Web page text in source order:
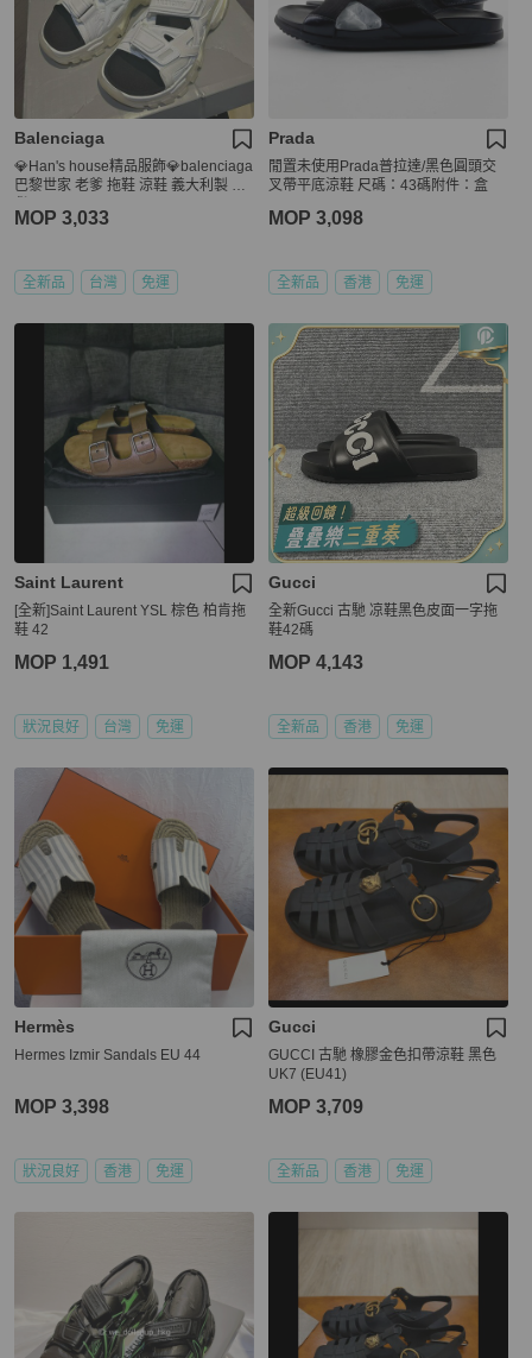
Balenciaga
💎Han's house精品服飾💎balenciaga
巴黎世家 老爹 拖鞋 涼鞋 義大利製 現
MOP 3,033
全新品 台灣 免運
Prada
閒置未使用Prada普拉達/黑色圓頭交
叉帶平底涼鞋 尺碼：43碼附件：盒
MOP 3,098
全新品 香港 免運
Saint Laurent
[全新]Saint Laurent YSL 棕色 柏肯拖
鞋 42
MOP 1,491
狀況良好 台灣 免運
Gucci
全新Gucci 古馳 凉鞋黑色皮面一字拖
鞋42碼
MOP 4,143
全新品 香港 免運
Hermès
Hermes Izmir Sandals EU 44
MOP 3,398
狀況良好 香港 免運
Gucci
GUCCI 古馳 橡膠金色扣帶涼鞋 黑色
UK7 (EU41)
MOP 3,709
全新品 香港 免運